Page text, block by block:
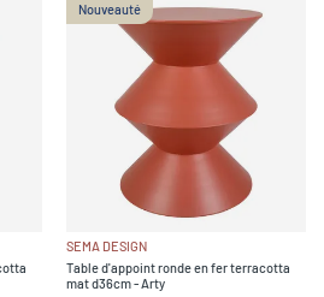
Nouveauté
SEMA DESIGN
Table d'appoint ronde en fer terracotta
mat d36cm - Arty